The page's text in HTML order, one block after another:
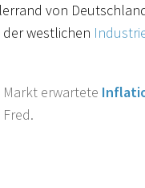
von
westlichen
Markt erwartete